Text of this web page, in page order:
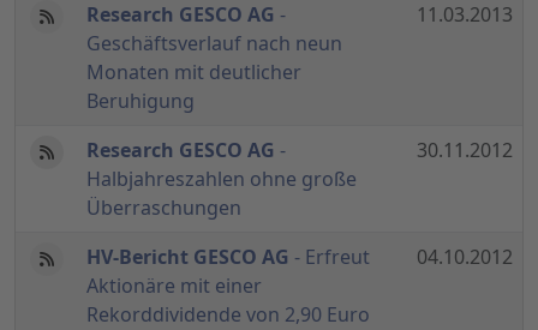
Research GESCO AG -
Geschäftsverlauf nach neun
Monaten mit deutlicher
Beruhigung
11.03.2013
Research GESCO AG -
Halbjahreszahlen ohne große
Überraschungen
30.11.2012
HV-Bericht GESCO AG - Erfreut
Aktionäre mit einer
Rekorddividende von 2,90 Euro
04.10.2012